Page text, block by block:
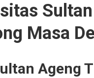
Masa
Ageng